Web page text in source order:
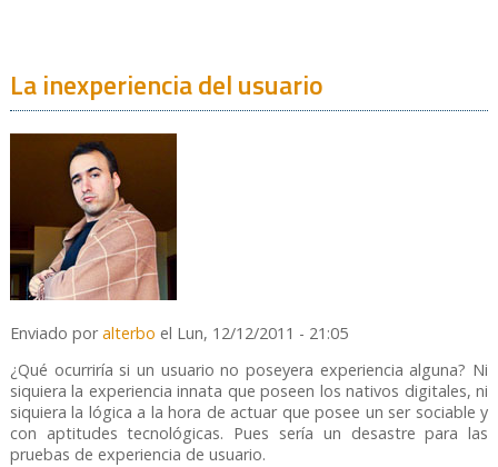
La inexperiencia del usuario
Enviado poralterbo el Lun, 12/12/2011 - 21:05
¿Qué ocurriría si un usuario no poseyera experiencia alguna? Ni
siquiera la experiencia innata que poseen los nativos digitales, ni
siquiera la lógica a la hora de actuar que posee un ser sociable y
con aptitudes tecnológicas. Pues sería un desastre para las
pruebas de experiencia de usuario.